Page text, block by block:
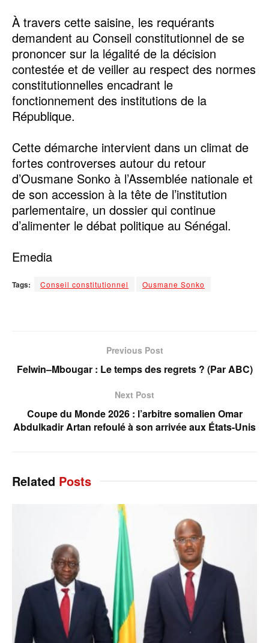
‎À travers cette saisine, les requérants
demandent au Conseil constitutionnel de se
prononcer sur la légalité de la décision
contestée et de veiller au respect des normes
constitutionnelles encadrant le
fonctionnement des institutions de la
République.
‎Cette démarche intervient dans un climat de
fortes controverses autour du retour
d’Ousmane Sonko à l’Assemblée nationale et
de son accession à la tête de l’institution
parlementaire, un dossier qui continue
d’alimenter le débat politique au Sénégal.
‎Emedia
Tags: Conseil constitutionnel Ousmane Sonko
Previous Post
Felwin–Mbougar : Le temps des regrets ? (Par ABC)
Next Post
Coupe du Monde 2026 : l’arbitre somalien Omar
Abdulkadir Artan refoulé à son arrivée aux États-Unis
Related Posts